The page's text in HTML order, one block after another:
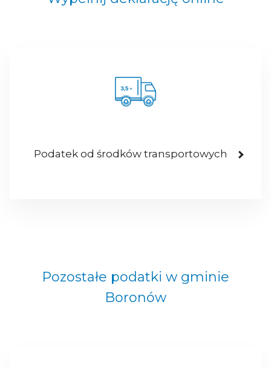
Podatek od środków transportowych
Pozostałe podatki w gminie
Boronów